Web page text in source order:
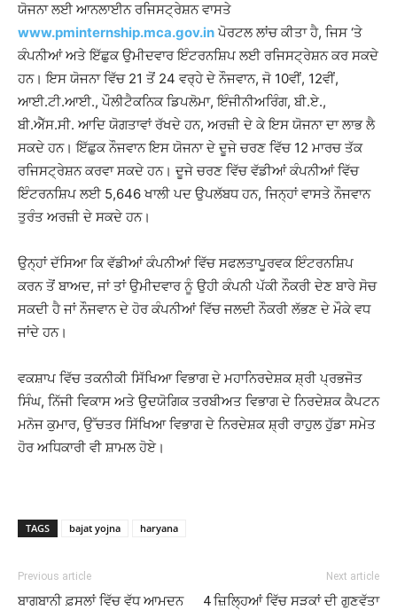
ਯੋਜਨਾ ਲਈ ਆਨਲਾਈਨ ਰਜਿਸਟ੍ਰੇਸ਼ਨ ਵਾਸਤੇ
www.pminternship.mca.gov.in ਪੋਰਟਲ ਲਾਂਚ ਕੀਤਾ ਹੈ, ਜਿਸ ‘ਤੇ
ਕੰਪਨੀਆਂ ਅਤੇ ਇੱਛੁਕ ਉਮੀਦਵਾਰ ਇੰਟਰਨਸ਼ਿਪ ਲਈ ਰਜਿਸਟ੍ਰੇਸ਼ਨ ਕਰ ਸਕਦੇ
ਹਨ। ਇਸ ਯੋਜਨਾ ਵਿੱਚ 21 ਤੋਂ 24 ਵਰ੍ਹੇ ਦੇ ਨੌਜਵਾਨ, ਜੋ 10ਵੀਂ, 12ਵੀਂ,
ਆਈ.ਟੀ.ਆਈ., ਪੌਲੀਟੈਕਨਿਕ ਡਿਪਲੋਮਾ, ਇੰਜੀਨੀਅਰਿੰਗ, ਬੀ.ਏ.,
ਬੀ.ਐੱਸ.ਸੀ. ਆਦਿ ਯੋਗਤਾਵਾਂ ਰੱਖਦੇ ਹਨ, ਅਰਜ਼ੀ ਦੇ ਕੇ ਇਸ ਯੋਜਨਾ ਦਾ ਲਾਭ ਲੈ
ਸਕਦੇ ਹਨ। ਇੱਛੁਕ ਨੌਜਵਾਨ ਇਸ ਯੋਜਨਾ ਦੇ ਦੂਜੇ ਚਰਣ ਵਿੱਚ 12 ਮਾਰਚ ਤੱਕ
ਰਜਿਸਟ੍ਰੇਸ਼ਨ ਕਰਵਾ ਸਕਦੇ ਹਨ। ਦੂਜੇ ਚਰਣ ਵਿੱਚ ਵੱਡੀਆਂ ਕੰਪਨੀਆਂ ਵਿੱਚ
ਇੰਟਰਨਸ਼ਿਪ ਲਈ 5,646 ਖਾਲੀ ਪਦ ਉਪਲੱਬਧ ਹਨ, ਜਿਨ੍ਹਾਂ ਵਾਸਤੇ ਨੌਜਵਾਨ
ਤੁਰੰਤ ਅਰਜ਼ੀ ਦੇ ਸਕਦੇ ਹਨ।
ਉਨ੍ਹਾਂ ਦੱਸਿਆ ਕਿ ਵੱਡੀਆਂ ਕੰਪਨੀਆਂ ਵਿੱਚ ਸਫਲਤਾਪੂਰਵਕ ਇੰਟਰਨਸ਼ਿਪ
ਕਰਨ ਤੋਂ ਬਾਅਦ, ਜਾਂ ਤਾਂ ਉਮੀਦਵਾਰ ਨੂੰ ਉਹੀ ਕੰਪਨੀ ਪੱਕੀ ਨੌਕਰੀ ਦੇਣ ਬਾਰੇ ਸੋਚ
ਸਕਦੀ ਹੈ ਜਾਂ ਨੌਜਵਾਨ ਦੇ ਹੋਰ ਕੰਪਨੀਆਂ ਵਿੱਚ ਜਲਦੀ ਨੌਕਰੀ ਲੱਭਣ ਦੇ ਮੌਕੇ ਵਧ
ਜਾਂਦੇ ਹਨ।
ਵਕਸ਼ਾਪ ਵਿੱਚ ਤਕਨੀਕੀ ਸਿੱਖਿਆ ਵਿਭਾਗ ਦੇ ਮਹਾਨਿਰਦੇਸ਼ਕ ਸ਼੍ਰੀ ਪ੍ਰਭਜੋਤ
ਸਿੰਘ, ਨਿੱਜੀ ਵਿਕਾਸ ਅਤੇ ਉਦਯੋਗਿਕ ਤਰਬੀਅਤ ਵਿਭਾਗ ਦੇ ਨਿਰਦੇਸ਼ਕ ਕੈਪਟਨ
ਮਨੋਜ ਕੁਮਾਰ, ਉੱਚਤਰ ਸਿੱਖਿਆ ਵਿਭਾਗ ਦੇ ਨਿਰਦੇਸ਼ਕ ਸ਼੍ਰੀ ਰਾਹੁਲ ਹੁੱਡਾ ਸਮੇਤ
ਹੋਰ ਅਧਿਕਾਰੀ ਵੀ ਸ਼ਾਮਲ ਹੋਏ।
TAGS bajat yojna haryana
Previous article
ਬਾਗਬਾਨੀ ਫ਼ਸਲਾਂ ਵਿੱਚ ਵੱਧ ਆਮਦਨ
Next article
4 ਜ਼ਿਲ੍ਹਿਆਂ ਵਿੱਚ ਸੜਕਾਂ ਦੀ ਗੁਣਵੱਤਾ